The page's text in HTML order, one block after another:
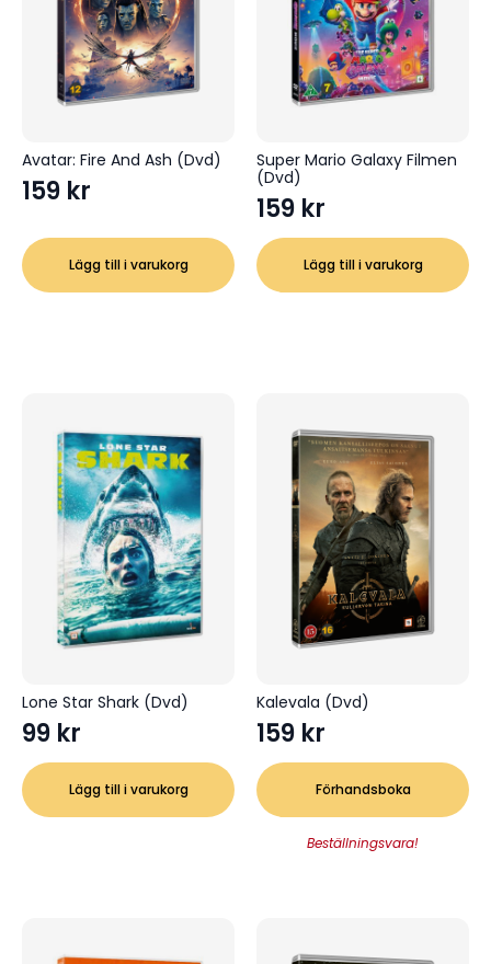
Avatar: Fire And Ash (Dvd)
159 kr
Lägg till i varukorg
Super Mario Galaxy Filmen
(Dvd)
159 kr
Lägg till i varukorg
Lone Star Shark (Dvd)
99 kr
Lägg till i varukorg
Kalevala (Dvd)
159 kr
Förhandsboka
Beställningsvara!